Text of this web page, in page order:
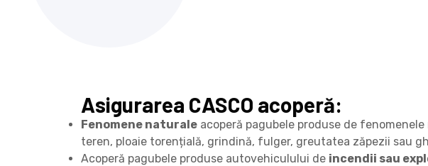
Asigurarea CASCO acoperă:
Fenomene naturale acoperă pagubele produse de
teren, ploaie torențială, grindină, fulger, greutatea zăpezii sau
Acoperă pagubele produse autovehiculului de incendii sau